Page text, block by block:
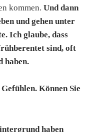
kommen. Und dann
und gehen unter
Ich glaube, dass
sind, oft
haben.
Können Sie
haben